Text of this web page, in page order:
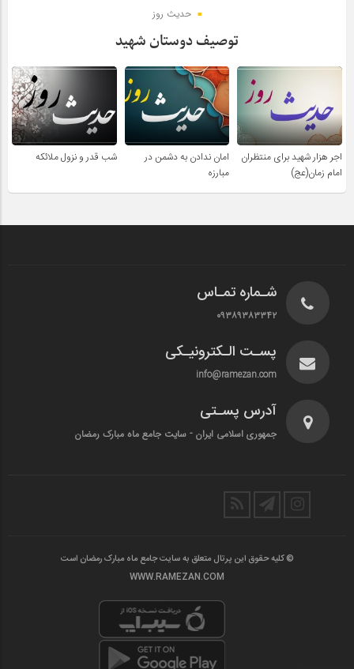
حدیث روز
توصیف دوستان شهید
اجر هزار شهید برای منتظران
امام زمان(عج)
امان ندادن به دشمن در
مبارزه
شب قدر و نزول ملائکه
شـماره تمـاس
۰۹۳۸۹۳۸۳۳۴۲
پسـت الـکترونیـکی
info@ramezan.com
آدرس پسـتی
جمهوری اسلامی ایران - سایت جامع ماه مبارک رمضان
© کلیه حقوق این پرتال متعلق به سایت جامع ماه مبارک رمضان است
WWW.RAMEZAN.COM